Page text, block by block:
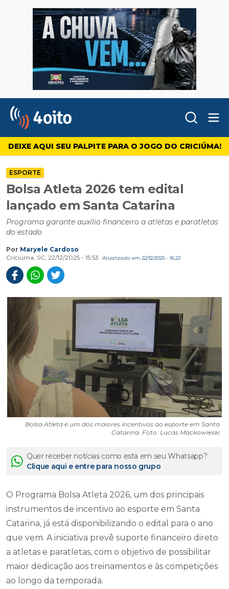
4oito
DEIXE AQUI SEU PALPITE PARA O JOGO DO CRICIÚMA!
ESPORTE
Bolsa Atleta 2026 tem edital
lançado em Santa Catarina
Programa garante auxílio financeiro a atletas e paratletas
do estado
Por Maryele Cardoso
Criciúma, SC, 22/12/2025 - 15:53
Atualizado em 22/12/2025 - 16:22
Bolsa Atleta é um dos maiores incentivos ao esporte em Santa
Catarina. Foto: Lucas Mackowieski
Quer receber notícias como esta em seu Whatsapp?
Clique aqui e entre para nosso grupo
O Programa Bolsa Atleta 2026, um dos principais
instrumentos de incentivo ao esporte em Santa
Catarina, já está disponibilizando o edital para o ano
que vem. A iniciativa prevê suporte financeiro direto
a atletas e paratletas, com o objetivo de possibilitar
maior dedicação aos treinamentos e às competições
ao longo da temporada.